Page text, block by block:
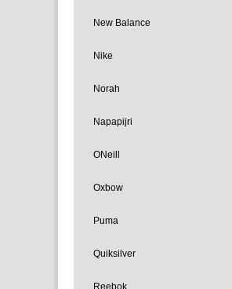
New Balance
Nike
Norah
Napapijri
ONeill
Oxbow
Puma
Quiksilver
Reebok